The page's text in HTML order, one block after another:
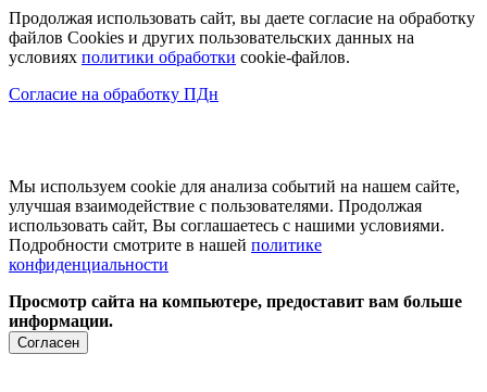
Продолжая использовать сайт, вы даете согласие на обработку
файлов Cookies и других пользовательских данных на
условиях политики обработки cookie-файлов.
Согласие на обработку ПДн
Мы используем cookie для анализа событий на нашем сайте,
улучшая взаимодействие с пользователями. Продолжая
использовать сайт, Вы соглашаетесь с нашими условиями.
Подробности смотрите в нашей политике
конфиденциальности
Просмотр сайта на компьютере, предоставит вам больше
информации.
Согласен